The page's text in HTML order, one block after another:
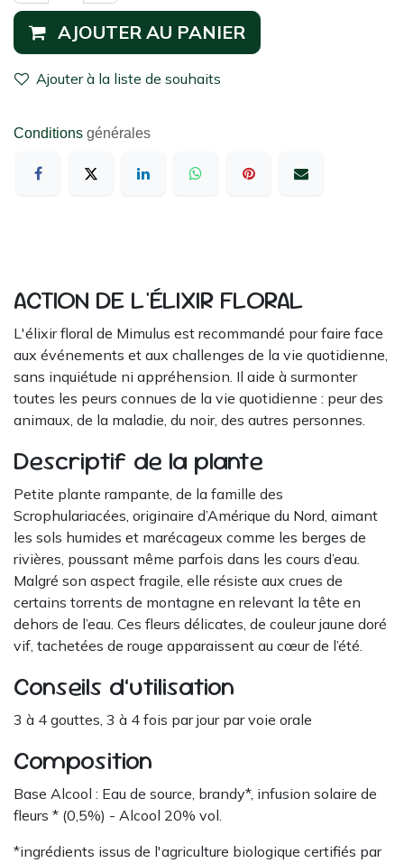
AJOUTER AU PANIER
Ajouter à la liste de souhaits
Conditions générales
ACTION DE L'ÉLIXIR FLORAL
L'élixir floral de Mimulus est recommandé pour faire face
aux événements et aux challenges de la vie quotidienne,
sans inquiétude ni appréhension. Il aide à surmonter
toutes les peurs connues de la vie quotidienne : peur des
animaux, de la maladie, du noir, des autres personnes.
Descriptif de la plante
Petite plante rampante, de la famille des
Scrophulariacées, originaire d’Amérique du Nord, aimant
les sols humides et marécageux comme les berges de
rivières, poussant même parfois dans les cours d’eau.
Malgré son aspect fragile, elle résiste aux crues de
certains torrents de montagne en relevant la tête en
dehors de l’eau. Ces fleurs délicates, de couleur jaune doré
vif, tachetées de rouge apparaissent au cœur de l’été.
Conseils d’utilisation
3 à 4 gouttes, 3 à 4 fois par jour par voie orale
Composition
Base Alcool : Eau de source, brandy*, infusion solaire de
fleurs * (0,5%) - Alcool 20% vol.
*ingrédients issus de l'agriculture biologique certifiés par